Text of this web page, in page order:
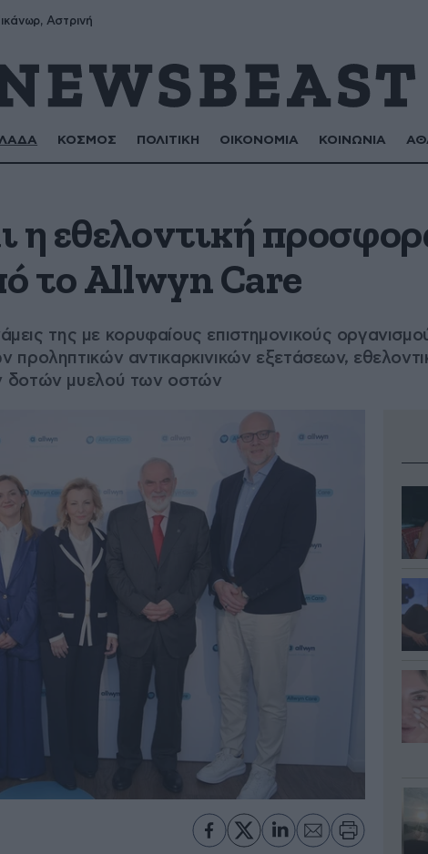
Αστρινή
ΚΟΣΜΟΣ ΠΟΛΙΤΙΚΗ ΟΙΚΟΝΟΜΙΑ ΚΟΙΝΩΝΙΑ
η εθελοντική
το Allwyn Care
της με κορυφαίους επιστημονικούς
αντικαρκινικών εξετάσεων,
δοτών μυελού των οστών